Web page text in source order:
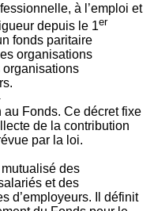
à l’emploi et
depuis le 1er
fonds paritaire
organisations
au Fonds. Ce décret fixe
de la contribution
par la loi.
des
et des
d’employeurs. Il définit